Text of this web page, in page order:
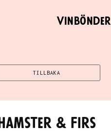
Vinbönder
TILLBAKA
Hamster & Firs